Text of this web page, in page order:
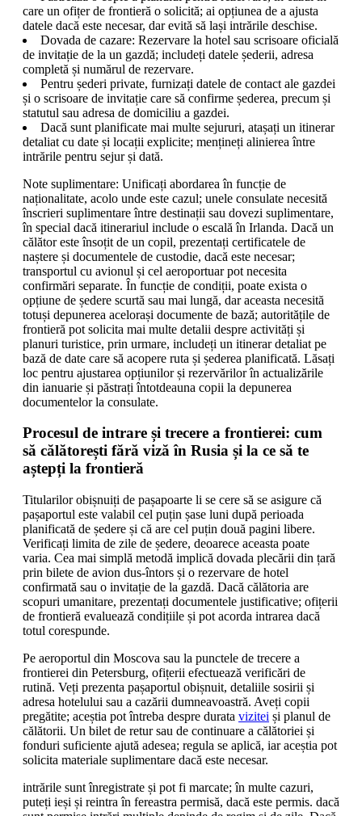
care un ofițer de frontieră o solicită; ai opțiunea de a ajusta
datele dacă este necesar, dar evită să lași intrările deschise.
Dovada de cazare: Rezervare la hotel sau scrisoare oficială
de invitație de la un gazdă; includeți datele șederii, adresa
completă și numărul de rezervare.
Pentru șederi private, furnizați datele de contact ale gazdei
și o scrisoare de invitație care să confirme șederea, precum și
statutul sau adresa de domiciliu a gazdei.
Dacă sunt planificate mai multe sejururi, atașați un itinerar
detaliat cu date și locații explicite; mențineți alinierea între
intrările pentru sejur și dată.
Note suplimentare: Unificați abordarea în funcție de
naționalitate, acolo unde este cazul; unele consulate necesită
înscrieri suplimentare între destinații sau dovezi suplimentare,
în special dacă itinerariul include o escală în Irlanda. Dacă un
călător este însoțit de un copil, prezentați certificatele de
naștere și documentele de custodie, dacă este necesar;
transportul cu avionul și cel aeroportuar pot necesita
confirmări separate. În funcție de condiții, poate exista o
opțiune de ședere scurtă sau mai lungă, dar aceasta necesită
totuși depunerea acelorași documente de bază; autoritățile de
frontieră pot solicita mai multe detalii despre activități și
planuri turistice, prin urmare, includeți un itinerar detaliat pe
bază de date care să acopere ruta și șederea planificată. Lăsați
loc pentru ajustarea opțiunilor și rezervărilor în actualizările
din ianuarie și păstrați întotdeauna copii la depunerea
documentelor la consulate.
Procesul de intrare și trecere a frontierei: cum
să călătorești fără viză în Rusia și la ce să te
aștepți la frontieră
Titularilor obișnuiți de pașapoarte li se cere să se asigure că
pașaportul este valabil cel puțin șase luni după perioada
planificată de ședere și că are cel puțin două pagini libere.
Verificați limita de zile de ședere, deoarece aceasta poate
varia. Cea mai simplă metodă implică dovada plecării din țară
prin bilete de avion dus-întors și o rezervare de hotel
confirmată sau o invitație de la gazdă. Dacă călătoria are
scopuri umanitare, prezentați documentele justificative; ofițerii
de frontieră evaluează condițiile și pot acorda intrarea dacă
totul corespunde.
Pe aeroportul din Moscova sau la punctele de trecere a
frontierei din Petersburg, ofițerii efectuează verificări de
rutină. Veți prezenta pașaportul obișnuit, detaliile sosirii și
adresa hotelului sau a cazării dumneavoastră. Aveți copii
pregătite; aceștia pot întreba despre durata vizitei și planul de
călătorii. Un bilet de retur sau de continuare a călătoriei și
fonduri suficiente ajută adesea; regula se aplică, iar aceștia pot
solicita materiale suplimentare dacă este necesar.
intrările sunt înregistrate și pot fi marcate; în multe cazuri,
puteți ieși și reintra în fereastra permisă, dacă este permis. dacă